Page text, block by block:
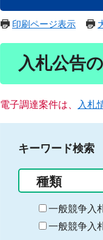
印刷ページ表示
入札公告
電子調達案件は、 入札
キーワード検索
種類
一般競争入
一般競争入